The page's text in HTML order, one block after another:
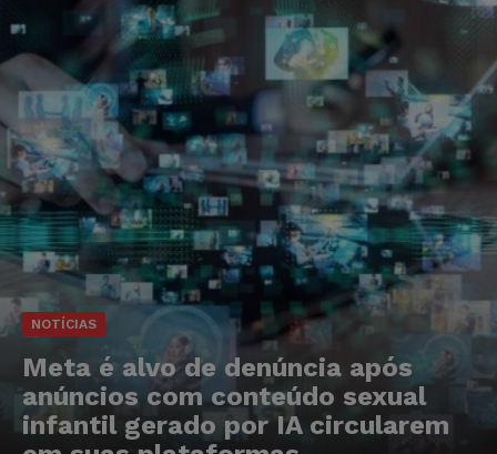
NOTÍCIAS
Meta é alvo de denúncia após
anúncios com conteúdo sexual
infantil gerado por IA circularem